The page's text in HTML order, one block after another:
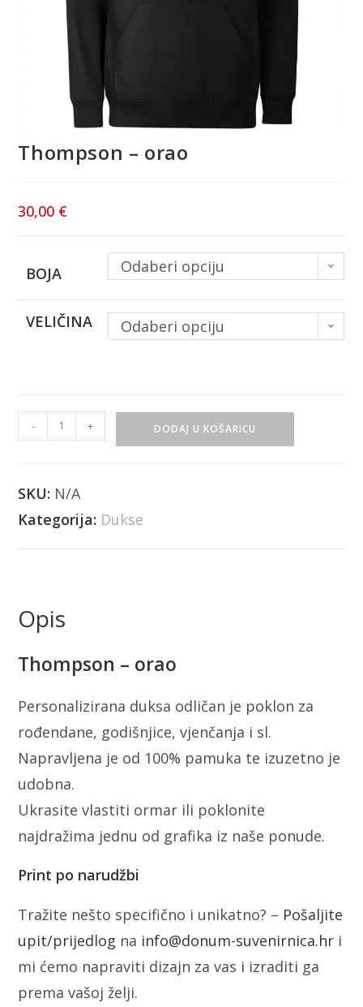
Thompson – orao
30,00 €
BOJA Odaberi opciju
VELIČINA Odaberi opciju
- + DODAJ U KOŠARICU
SKU: N/A
Kategorija: Dukse
Opis
Thompson – orao
Personalizirana duksa odličan je poklon za
rođendane, godišnjice, vjenčanja i sl.
Napravljena je od 100% pamuka te izuzetno je
udobna.
Ukrasite vlastiti ormar ili poklonite
najdražima jednu od grafika iz naše ponude.
Print po narudžbi
Tražite nešto specifično i unikatno? – Pošaljite
upit/prijedlog na info@donum-suvenirnica.hr i
mi ćemo napraviti dizajn za vas i izraditi ga
prema vašoj želji.